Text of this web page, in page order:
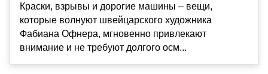
Краски, взрывы и дорогие машины – вещи,
которые волнуют швейцарского художника
Фабиана Офнера, мгновенно привлекают
внимание и не требуют долгого осм...